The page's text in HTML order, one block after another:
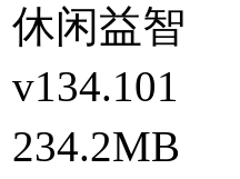
休闲益智
v134.101
234.2MB